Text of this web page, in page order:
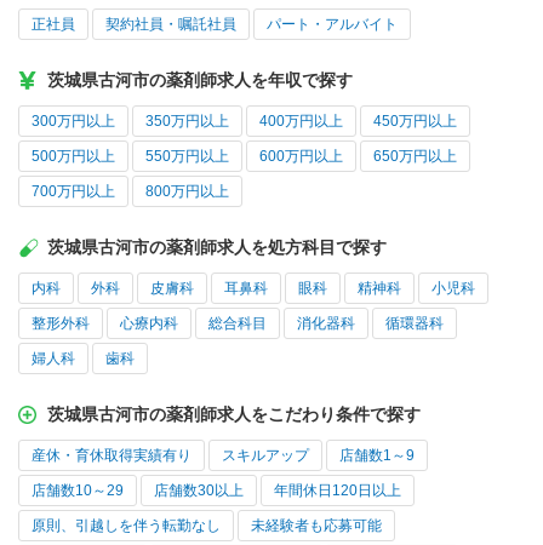
正社員 契約社員・嘱託社員 パート・アルバイト
茨城県古河市の薬剤師求人を年収で探す
300万円以上 350万円以上 400万円以上 450万円以上
500万円以上 550万円以上 600万円以上 650万円以上
700万円以上 800万円以上
茨城県古河市の薬剤師求人を処方科目で探す
内科 外科 皮膚科 耳鼻科 眼科 精神科 小児科
整形外科 心療内科 総合科目 消化器科 循環器科
婦人科 歯科
茨城県古河市の薬剤師求人をこだわり条件で探す
産休・育休取得実績有り スキルアップ 店舗数1～9
店舗数10～29 店舗数30以上 年間休日120日以上
原則、引越しを伴う転勤なし 未経験者も応募可能